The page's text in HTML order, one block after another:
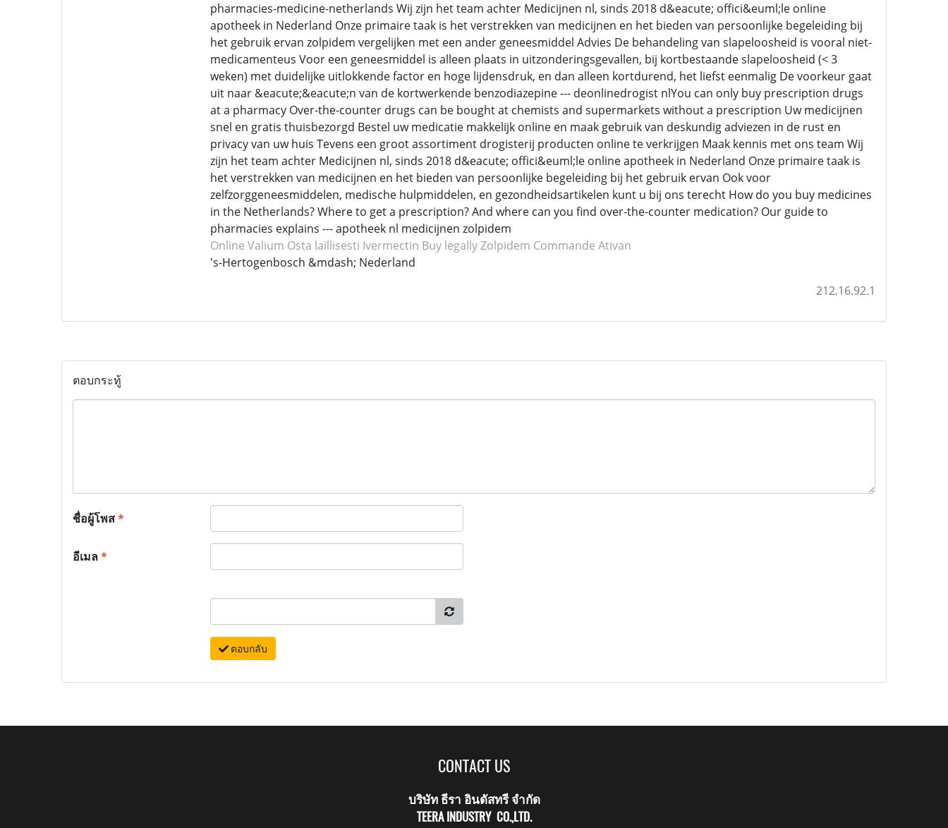
pharmacies-medicine-netherlands Wij zijn het team achter Medicijnen nl, sinds 2018 d&eacute; offici&euml;le online
apotheek in Nederland Onze primaire taak is het verstrekken van medicijnen en het bieden van persoonlijke begeleiding bij
het gebruik ervan zolpidem vergelijken met een ander geneesmiddel Advies De behandeling van slapeloosheid is vooral niet-
medicamenteus Voor een geneesmiddel is alleen plaats in uitzonderingsgevallen, bij kortbestaande slapeloosheid (< 3
weken) met duidelijke uitlokkende factor en hoge lijdensdruk, en dan alleen kortdurend, het liefst eenmalig De voorkeur gaat
uit naar &eacute;&eacute;n van de kortwerkende benzodiazepine --- deonlinedrogist nlYou can only buy prescription drugs
at a pharmacy Over-the-counter drugs can be bought at chemists and supermarkets without a prescription Uw medicijnen
snel en gratis thuisbezorgd Bestel uw medicatie makkelijk online en maak gebruik van deskundig adviezen in de rust en
privacy van uw huis Tevens een groot assortiment drogisterij producten online te verkrijgen Maak kennis met ons team Wij
zijn het team achter Medicijnen nl, sinds 2018 d&eacute; offici&euml;le online apotheek in Nederland Onze primaire taak is
het verstrekken van medicijnen en het bieden van persoonlijke begeleiding bij het gebruik ervan Ook voor
zelfzorggeneesmiddelen, medische hulpmiddelen, en gezondheidsartikelen kunt u bij ons terecht How do you buy medicines
in the Netherlands? Where to get a prescription? And where can you find over-the-counter medication? Our guide to
pharmacies explains --- apotheek nl medicijnen zolpidem
Online Valium Osta laillisesti Ivermectin Buy legally Zolpidem Commande Ativan
's-Hertogenbosch &mdash; Nederland
212.16.92.1
ตอบกระทู้
ชื่อผู้โพส*
อีเมล*
ตอบกลับ
CONTACT US
บริษัท ธีรา อินดัสทรี จำกัด
TEERA INDUSTRY CO.,LTD.